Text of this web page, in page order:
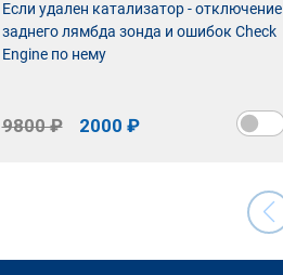
Если удален катализатор - отключение
заднего лямбда зонда и ошибок Check
Engine по нему
9800 ₽ 2000 ₽